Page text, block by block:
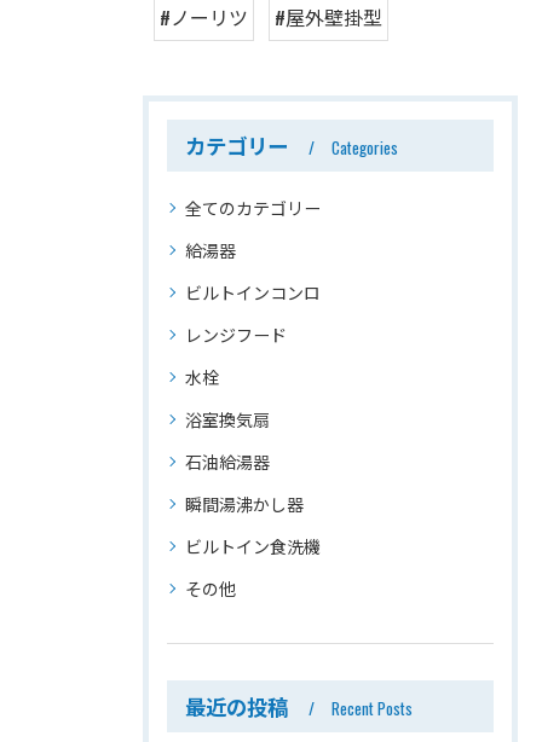
#ノーリツ
#屋外壁掛型
カテゴリー Categories
全てのカテゴリー
給湯器
ビルトインコンロ
レンジフード
水栓
浴室換気扇
石油給湯器
瞬間湯沸かし器
ビルトイン食洗機
その他
最近の投稿 Recent Posts